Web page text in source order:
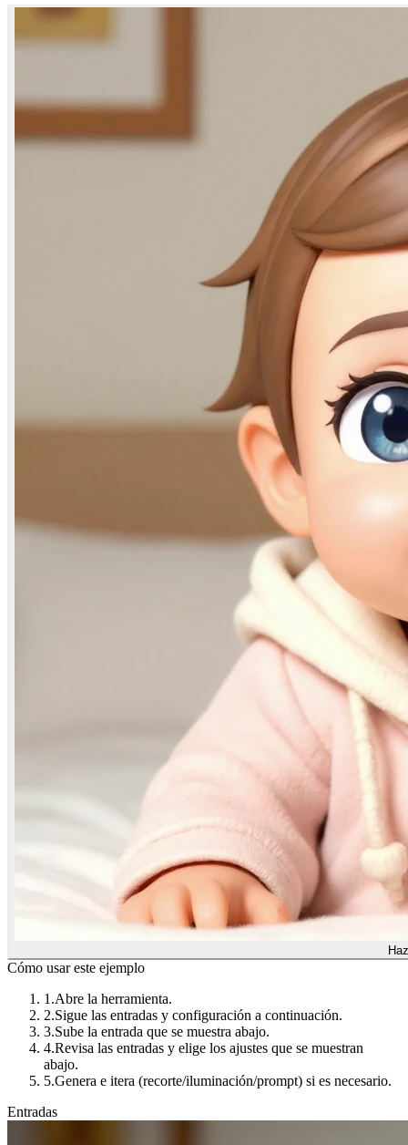
Cómo usar este ejemplo
1.Abre la herramienta.
2.Sigue las entradas y configuración a continuación.
3.Sube la entrada que se muestra abajo.
4.Revisa las entradas y elige los ajustes que se muestran
abajo.
5.Genera e itera (recorte/iluminación/prompt) si es necesario.
Entradas